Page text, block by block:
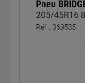
Pneu
205/45R16
Réf : 369535